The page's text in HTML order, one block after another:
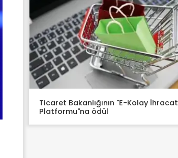
Ticaret Bakanlığının "E-Kolay İhracat
Platformu"na ödül